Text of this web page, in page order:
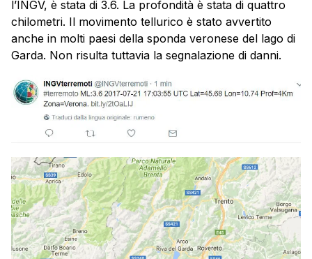
l’INGV, è stata di 3.6. La profondità è stata di quattro
chilometri. Il movimento tellurico è stato avvertito
anche in molti paesi della sponda veronese del lago di
Garda. Non risulta tuttavia la segnalazione di danni.